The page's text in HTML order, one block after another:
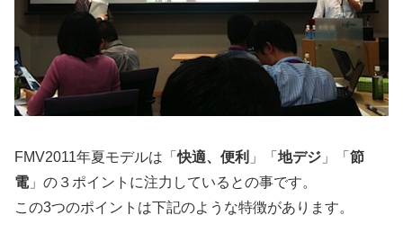
FMV2011年夏モデルは「快適、便利 」「 地デジ 」「 節
電」の３ポイントに注力しているとの事です。
この3つのポイントは下記のような特徴があります。